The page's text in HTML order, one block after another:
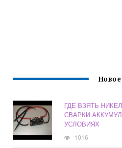
Новое
ГДЕ ВЗЯТЬ
СВАРКИ
УСЛОВИЯХ
1016